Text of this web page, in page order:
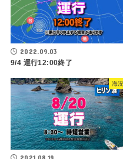
2022.09.03
9/4 運行12:00終了
海況